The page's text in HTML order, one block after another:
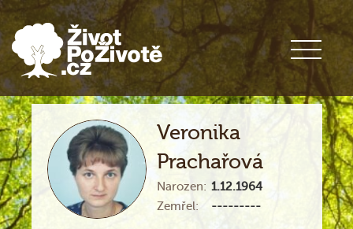
Veronika
Prachařová
Narozen: 1.12.1964
Zemřel:
---------